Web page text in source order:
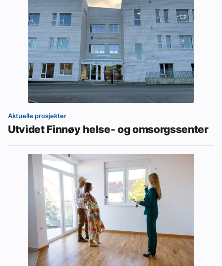
Aktuelle prosjekter
Utvidet Finnøy helse- og omsorgssenter